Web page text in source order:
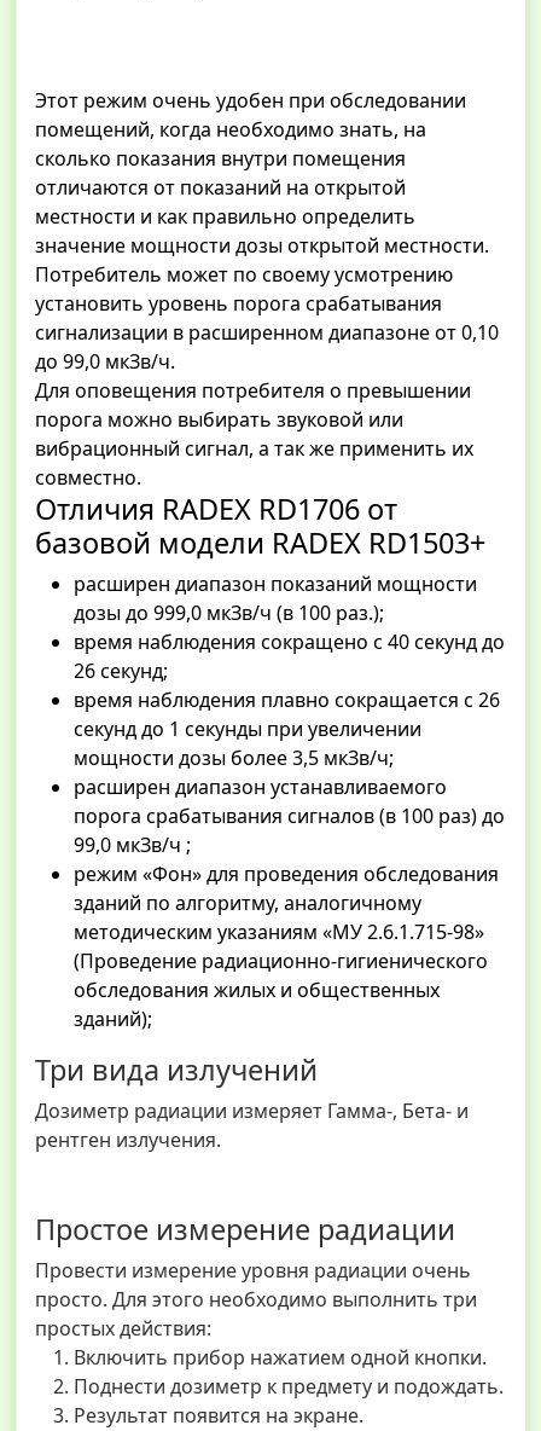
Этот режим очень удобен при обследовании
помещений, когда необходимо знать, на
сколько показания внутри помещения
отличаются от показаний на открытой
местности и как правильно определить
значение мощности дозы открытой местности.
Потребитель может по своему усмотрению
установить уровень порога срабатывания
сигнализации в расширенном диапазоне от 0,10
до 99,0 мкЗв/ч.
Для оповещения потребителя о превышении
порога можно выбирать звуковой или
вибрационный сигнал, а так же применить их
совместно.
Отличия RADEX RD1706 от
базовой модели RADEX RD1503+
расширен диапазон показаний мощности
дозы до 999,0 мкЗв/ч (в 100 раз.);
время наблюдения сокращено с 40 секунд до
26 секунд;
время наблюдения плавно сокращается с 26
секунд до 1 секунды при увеличении
мощности дозы более 3,5 мкЗв/ч;
расширен диапазон устанавливаемого
порога срабатывания сигналов (в 100 раз) до
99,0 мкЗв/ч ;
режим «Фон» для проведения обследования
зданий по алгоритму, аналогичному
методическим указаниям «МУ 2.6.1.715-98»
(Проведение радиационно-гигиенического
обследования жилых и общественных
зданий);
Три вида излучений
Дозиметр радиации измеряет Гамма-, Бета- и
рентген излучения.
Простое измерение радиации
Провести измерение уровня радиации очень
просто. Для этого необходимо выполнить три
простых действия:
Включить прибор нажатием одной кнопки.
Поднести дозиметр к предмету и подождать.
Результат появится на экране.